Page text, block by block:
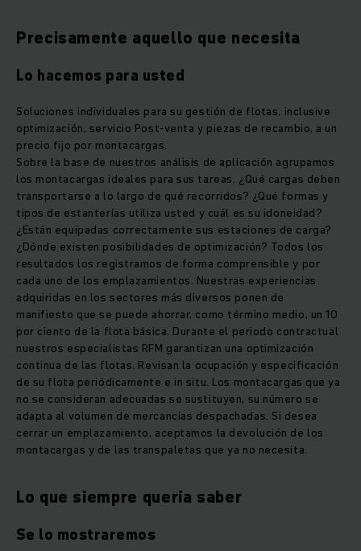
Precisamente aquello que necesita
Lo hacemos para usted
Soluciones individuales para su gestión de flotas, inclusive
optimización, servicio Post-venta y piezas de recambio, a un
precio fijo por montacargas.
Sobre la base de nuestros análisis de aplicación agrupamos
los montacargas ideales para sus tareas. ¿Qué cargas deben
transportarse a lo largo de qué recorridos? ¿Qué formas y
tipos de estanterías utiliza usted y cuál es su idoneidad?
¿Están equipadas correctamente sus estaciones de carga?
¿Dónde existen posibilidades de optimización? Todos los
resultados los registramos de forma comprensible y por
cada uno de los emplazamientos. Nuestras experiencias
adquiridas en los sectores más diversos ponen de
manifiesto que se puede ahorrar, como término medio, un 10
por ciento de la flota básica. Durante el periodo contractual
nuestros especialistas RFM garantizan una optimización
continua de las flotas. Revisan la ocupación y especificación
de su flota periódicamente e in situ. Los montacargas que ya
no se consideran adecuadas se sustituyen, su número se
adapta al volumen de mercancías despachadas. Si desea
cerrar un emplazamiento, aceptamos la devolución de los
montacargas y de las transpaletas que ya no necesita.
Lo que siempre quería saber
Se lo mostraremos